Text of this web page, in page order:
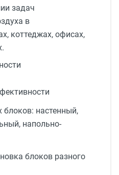
задач
в
коттеджах, офисах,
блоков: настенный,
напольно-
блоков разного